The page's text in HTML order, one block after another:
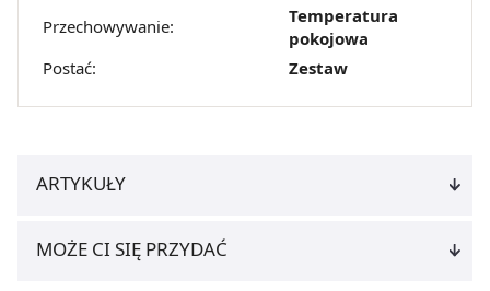
Przechowywanie:
Temperatura
pokojowa
Postać:
Zestaw
ARTYKUŁY
MOŻE CI SIĘ PRZYDAĆ